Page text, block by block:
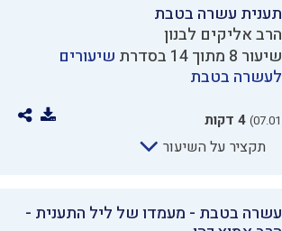
תענית עשרה בטבת
הרב אליקים לבנון
שיעור 8 מתוך 14 בסדרת
שיעורים
לעשרה בטבת
4 דקות
תקציר על השיעור
עשרה בטבת - מעמדו של ליל התענית -